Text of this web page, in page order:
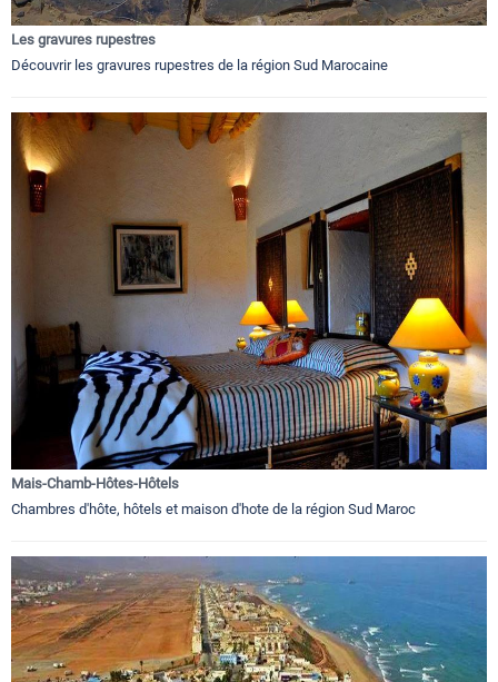
Les gravures rupestres
Découvrir les gravures rupestres de la région Sud Marocaine
Mais-Chamb-Hôtes-Hôtels
Chambres d'hôte, hôtels et maison d'hote de la région Sud Maroc